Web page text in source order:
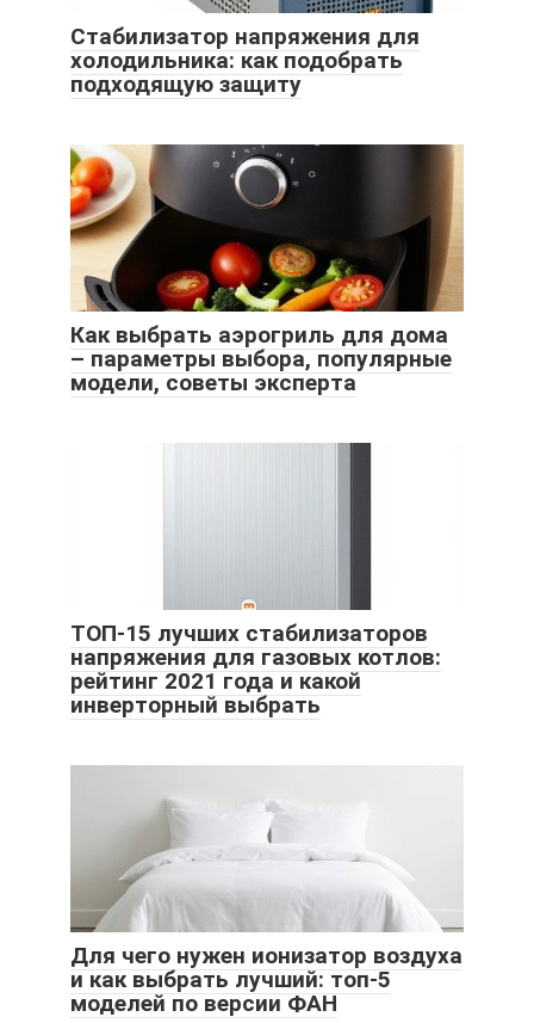
Стабилизатор напряжения для
холодильника: как подобрать
подходящую защиту
Как выбрать аэрогриль для дома
– параметры выбора, популярные
модели, советы эксперта
ТОП-15 лучших стабилизаторов
напряжения для газовых котлов:
рейтинг 2021 года и какой
инверторный выбрать
Для чего нужен ионизатор воздуха
и как выбрать лучший: топ-5
моделей по версии ФАН